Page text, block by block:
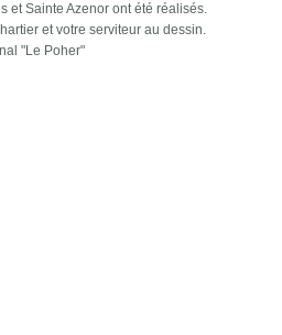
et Sainte Azenor ont été réalisés.
et votre serviteur au dessin.
"Le Poher"